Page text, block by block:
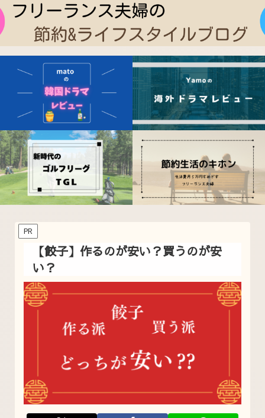
PR
【餃子】作るのが安い？買うのが安
い？